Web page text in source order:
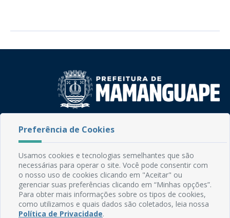
Rua do Imperador, 78, Centro
Email: comunicacao@mamanguape.pb.gov.br
Expediente: Segunda à Sexta, das 08h às 13h
Mapa do Site
Perguntas frequentes
Preferência de Cookies
Usamos cookies e tecnologias semelhantes que são
necessárias para operar o site. Você pode consentir com
o nosso uso de cookies clicando em "Aceitar" ou
gerenciar suas preferências clicando em “Minhas opções”.
Para obter mais informações sobre os tipos de cookies,
como utilizamos e quais dados são coletados, leia nossa
Política de Privacidade.